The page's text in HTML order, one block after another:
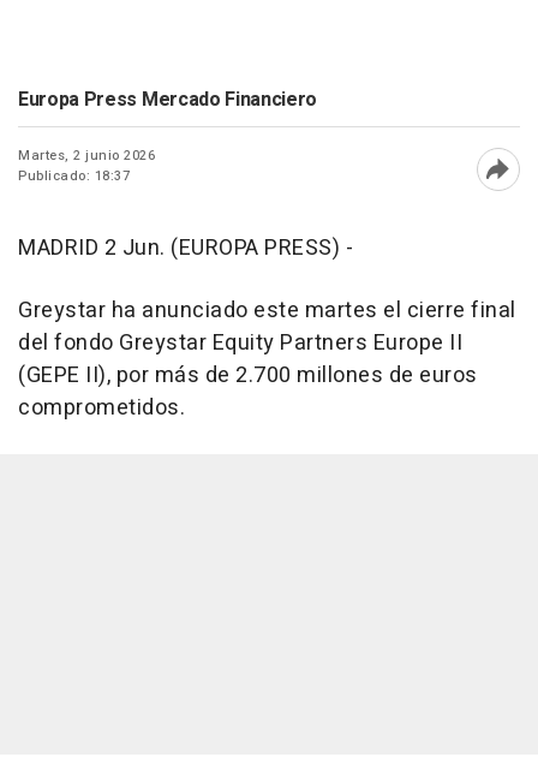
Europa Press Mercado Financiero
Martes, 2 junio 2026
Publicado: 18:37
MADRID 2 Jun. (EUROPA PRESS) -
Greystar ha anunciado este martes el cierre final
del fondo Greystar Equity Partners Europe II
(GEPE II), por más de 2.700 millones de euros
comprometidos.